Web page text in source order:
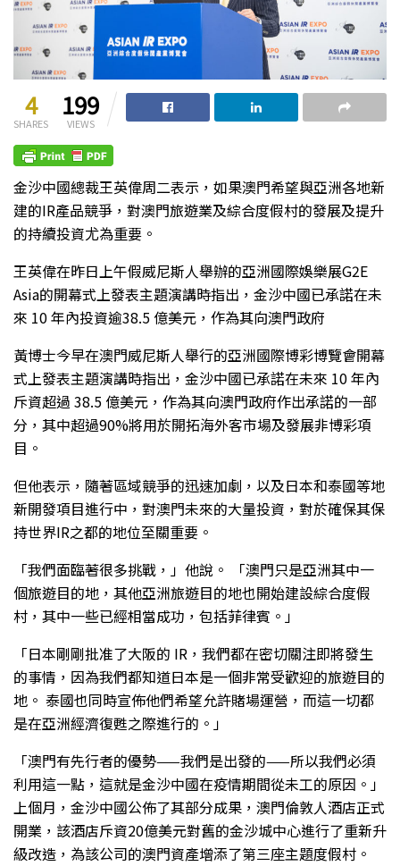
4
SHARES
199
VIEWS
金沙中國總裁王英偉周二表示，如果澳門希望與亞洲各地新
建的IR產品競爭，對澳門旅遊業及綜合度假村的發展及提升
的持續投資尤為重要。
王英偉在昨日上午假威尼斯人舉辦的亞洲國際娛樂展G2E
Asia的開幕式上發表主題演講時指出，金沙中國已承諾在未
來 10 年內投資逾38.5 億美元，作為其向澳門政府
黃博士今早在澳門威尼斯人舉行的亞洲國際博彩博覽會開幕
式上發表主題演講時指出，金沙中國已承諾在未來 10 年內
斥資超過 38.5 億美元，作為其向澳門政府作出承諾的一部
分，其中超過90%將用於開拓海外客市場及發展非博彩項
目。
但他表示，隨著區域競爭的迅速加劇，以及日本和泰國等地
新開發項目進行中，對澳門未來的大量投資，對於確保其保
持世界IR之都的地位至關重要。
「我們面臨著很多挑戰，」他說。 「澳門只是亞洲其中一
個旅遊目的地，其他亞洲旅遊目的地也開始建設綜合度假
村，其中一些已經相當成功，包括菲律賓。」
「日本剛剛批准了大阪的 IR，我們都在密切關注即將發生
的事情，因為我們都知道日本是一個非常受歡迎的旅遊目的
地。 泰國也同時宣佈他們希望允許賭場運營，而這一切都
是在亞洲經濟復甦之際進行的。」
「澳門有先行者的優勢——我們是出發的——所以我們必須
利用這一點，這就是金沙中國在疫情期間從未工的原因。」
上個月，金沙中國公佈了其部分成果，澳門倫敦人酒店正式
開業，該酒店斥資20億美元對舊的金沙城中心進行了重新升
級改造，為該公司的澳門資產增添了第三座主題度假村。